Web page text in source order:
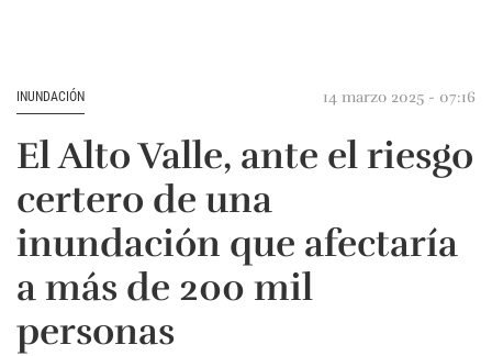
INUNDACIÓN 14 marzo 2025 - 07:16
El Alto Valle, ante el riesgo
certero de una
inundación que afectaría
a más de 200 mil
personas